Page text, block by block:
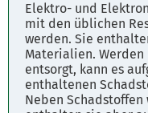
Elektro- und
mit den üblichen
werden. Sie
Materialien. Werden
entsorgt, kann es
enthaltenen
Neben Schadstoffen
Winsener Straße 17
29614 Soltau
Öffnungszeiten